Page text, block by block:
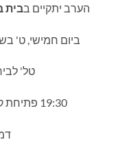
הערב יתקיים בבית
ביום חמישי, ט' בשבט
טל' לבירורים:
19:30 פתיחת קופות / 20:30 תחילת הערב